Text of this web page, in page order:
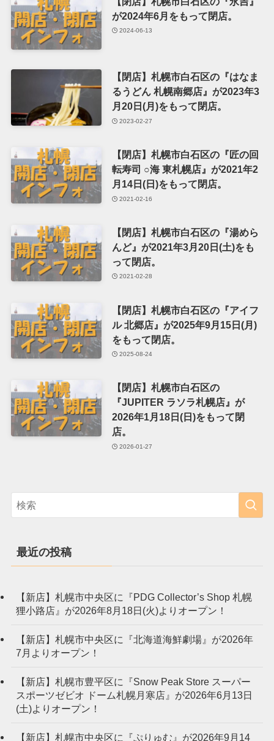
が2024年6月をもって閉店。
2024-06-13
【閉店】札幌市白石区の『はなま
るうどん 札幌南郷店』が2023年3
月20日(月)をもって閉店。
2023-02-27
【閉店】札幌市白石区の『匠の回
転寿司 ○海 東札幌店』が2021年2
月14日(日)をもって閉店。
2021-02-16
【閉店】札幌市白石区の『湯めら
んど』が2021年3月20日(土)をも
って閉店。
2021-02-28
【閉店】札幌市白石区の『アイフ
ル 北郷店』が2025年9月15日(月)
をもって閉店。
2025-08-24
【閉店】札幌市白石区の
『JUPITER ラソラ札幌店』が
2026年1月18日(日)をもって閉
店。
2026-01-27
最近の投稿
【新店】札幌市中央区に『PDG Collector’s Shop 札幌
狸小路店』が2026年8月18日(火)よりオープン！
【新店】札幌市中央区に『北海道海鮮劇場』が2026年
7月よりオープン！
【新店】札幌市豊平区に『Snow Peak Store スーパー
スポーツゼビオ ドーム札幌月寒店』が2026年6月13日
(土)よりオープン！
【新店】札幌市中央区に『ぷりゅむ』が2026年9月14